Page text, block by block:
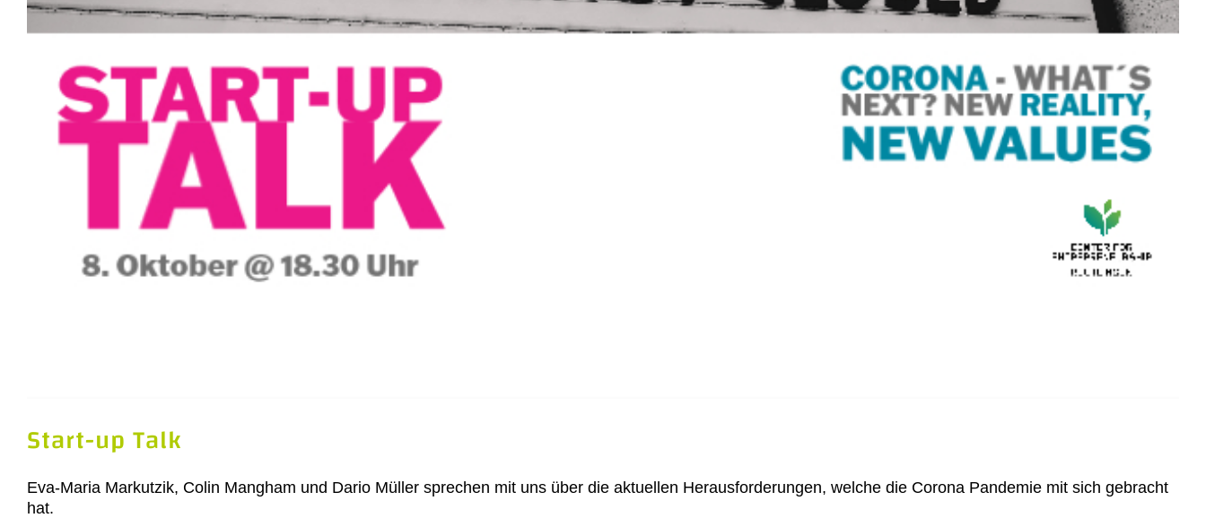
Start-up Talk
Eva-Maria Markutzik, Colin Mangham und Dario Müller sprechen mit uns über die aktuellen Herausforderungen, welche die Corona Pandemie mit sich gebracht
hat.